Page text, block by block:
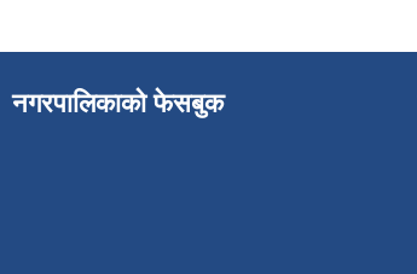
नगरपालिकाको फेसबुक